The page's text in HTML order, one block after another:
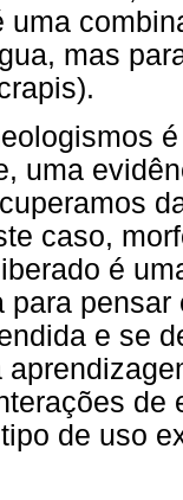
uma
mas
uma
caso,
é
para
e se
de
de uso